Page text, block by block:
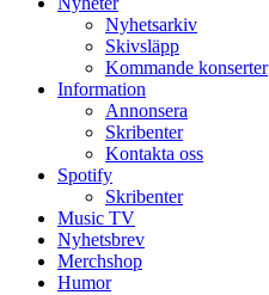
Nyhetsarkiv
Skivsläpp
Kommande konserter
Information
Annonsera
Skribenter
Kontakta oss
Spotify
Skribenter
Music TV
Nyhetsbrev
Merchshop
Humor